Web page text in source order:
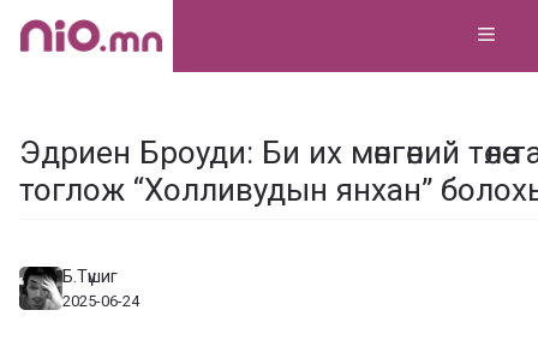
Skip
Эдриен Броуди: Би их мөнгөний төлөө
тоглож “Холливудын янхан”
Б.Түшиг
2025-06-24